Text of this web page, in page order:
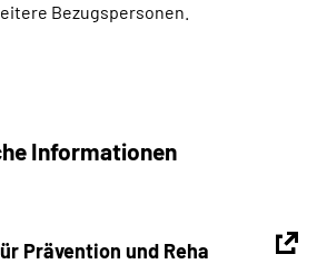
Bezugspersonen.
Informationen
Prävention und Reha